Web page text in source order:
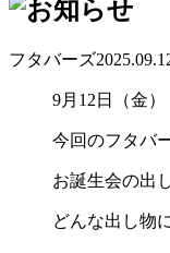
フタバーズ
9月12日（金）
今回のフタバ
お誕生会の出
どんな出し物